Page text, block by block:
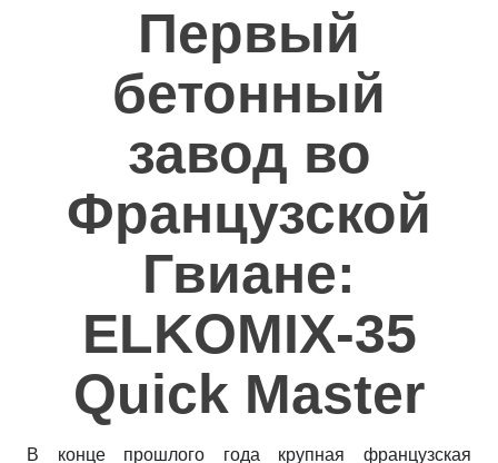
заказчики
Полезное
Контакты
Первый
бетонный
завод во
Французской
Гвиане:
ELKOMIX-35
Quick Master
В конце прошлого года крупная французская